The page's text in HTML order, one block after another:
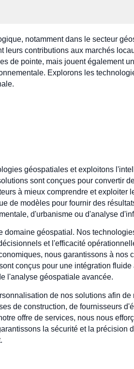
notamment dans le secteur
contributions aux marchés
de pointe, mais jouent également
Explorons les
géospatiales et exploitons
sont conçues pour convertir
à mieux comprendre et exploiter
de modèles pour fournir des
d'urbanisme ou d'analyse
géospatial. Nos
et l'efficacité
nous garantissons à
conçus pour une intégration
l'analyse géospatiale avancée.
de nos solutions afin
de construction, de fournisseurs
offre de services, nous nous
la sécurité et la précision